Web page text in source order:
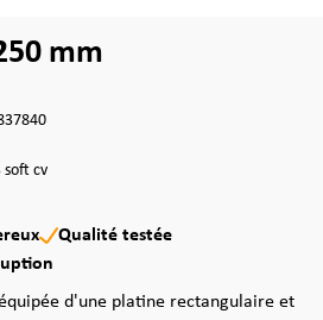
mm
soft cv
Qualité testée
d'une platine rectangulaire et